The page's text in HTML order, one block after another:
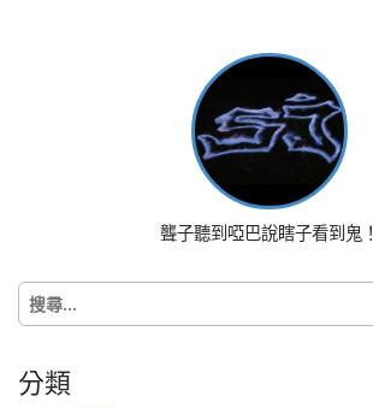
聾子聽到啞巴說瞎子看到鬼！
搜
尋
字:
分類